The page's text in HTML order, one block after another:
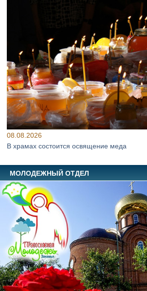
08.08.2026
В храмах состоится освящение меда
МОЛОДЕЖНЫЙ ОТДЕЛ